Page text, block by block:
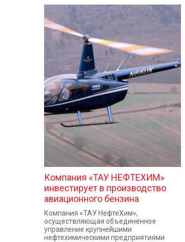
Компания «ТАУ НЕФТЕХИМ»
инвестирует в производство
авиационного бензина
Компания «ТАУ НефтеХим»,
осуществляющая объединенное
управление крупнейшими
нефтехимическими предприятиями